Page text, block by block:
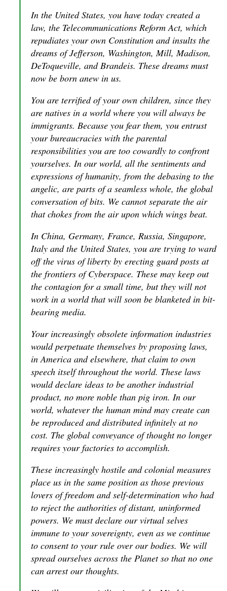
In the United States, you have today created a
law, the Telecommunications Reform Act, which
repudiates your own Constitution and insults the
dreams of Jefferson, Washington, Mill, Madison,
DeToqueville, and Brandeis. These dreams must
now be born anew in us.
You are terrified of your own children, since they
are natives in a world where you will always be
immigrants. Because you fear them, you entrust
your bureaucracies with the parental
responsibilities you are too cowardly to confront
yourselves. In our world, all the sentiments and
expressions of humanity, from the debasing to the
angelic, are parts of a seamless whole, the global
conversation of bits. We cannot separate the air
that chokes from the air upon which wings beat.
In China, Germany, France, Russia, Singapore,
Italy and the United States, you are trying to ward
off the virus of liberty by erecting guard posts at
the frontiers of Cyberspace. These may keep out
the contagion for a small time, but they will not
work in a world that will soon be blanketed in bit-
bearing media.
Your increasingly obsolete information industries
would perpetuate themselves by proposing laws,
in America and elsewhere, that claim to own
speech itself throughout the world. These laws
would declare ideas to be another industrial
product, no more noble than pig iron. In our
world, whatever the human mind may create can
be reproduced and distributed infinitely at no
cost. The global conveyance of thought no longer
requires your factories to accomplish.
These increasingly hostile and colonial measures
place us in the same position as those previous
lovers of freedom and self-determination who had
to reject the authorities of distant, uninformed
powers. We must declare our virtual selves
immune to your sovereignty, even as we continue
to consent to your rule over our bodies. We will
spread ourselves across the Planet so that no one
can arrest our thoughts.